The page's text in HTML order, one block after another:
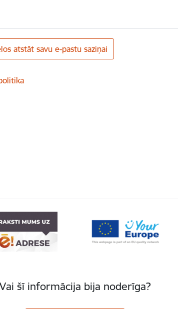
atstāt savu e-pastu saziņai
Vai šī informācija bija noderīga?